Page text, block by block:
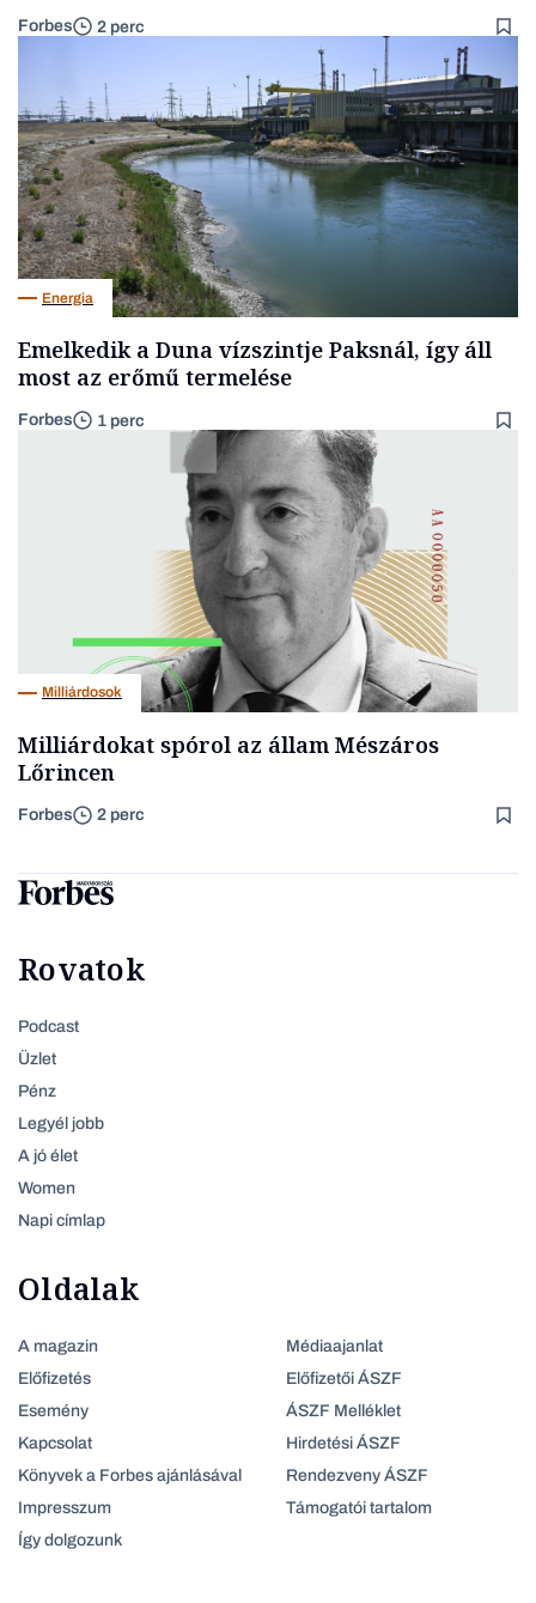
Forbes 2 perc
Energia
Emelkedik a Duna vízszintje Paksnál, így áll
most az erőmű termelése
Forbes 1 perc
Milliárdosok
Milliárdokat spórol az állam Mészáros
Lőrincen
Forbes 2 perc
Rovatok
Podcast
Üzlet
Pénz
Legyél jobb
A jó élet
Women
Napi címlap
Oldalak
A magazin
Előfizetés
Esemény
Kapcsolat
Könyvek a Forbes ajánlásával
Impresszum
Így dolgozunk
Médiaajanlat
Előfizetői ÁSZF
ÁSZF Melléklet
Hirdetési ÁSZF
Rendezveny ÁSZF
Támogatói tartalom